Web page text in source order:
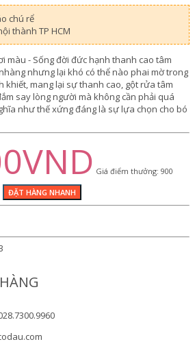
chú rể
thành TP HCM
màu - Sống đời đức hạnh thanh cao tâm
nhưng lại khó có thể nào phai mờ trong
khiết, mang lại sự thanh cao, gột rửa tâm
say lòng người mà không cần phải quá
như thế xứng đáng là sự lựa chọn cho bó
Giá điểm thưởng: 900